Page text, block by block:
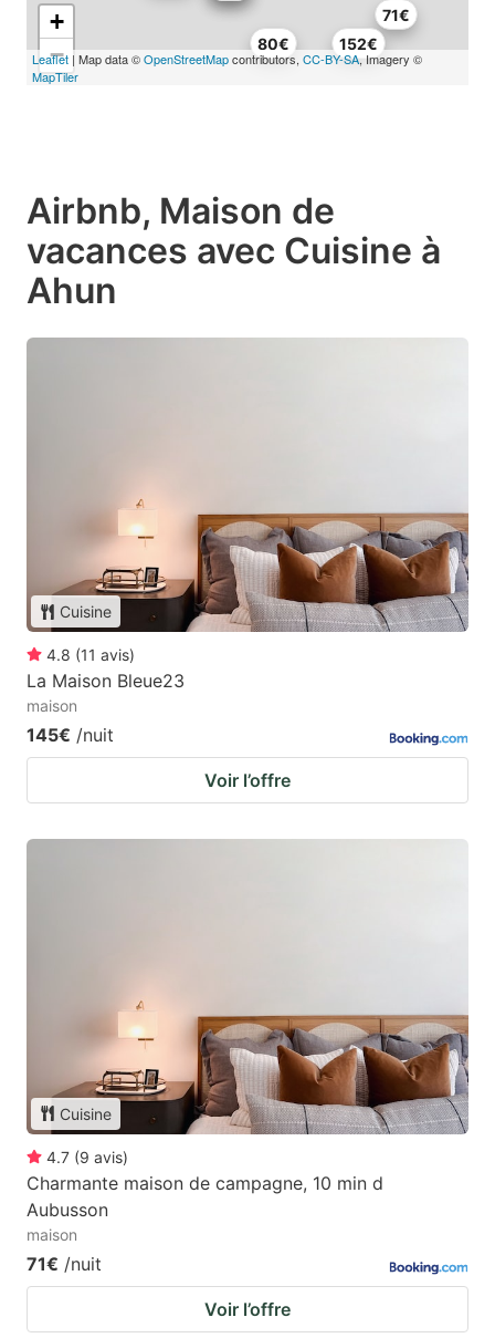
71€
152€
80€
+
−
Leaflet | Map data ©OpenStreetMapcontributors, CC-BY-SA, Imagery ©
MapTiler
Airbnb, Maison de
vacances avec Cuisine à
Ahun
Cuisine
4.8 (11 avis)
La Maison Bleue23
maison
145€ /nuit
Voir l’offre
Cuisine
4.7 (9 avis)
Charmante maison de campagne, 10 min d
Aubusson
maison
71€ /nuit
Voir l’offre